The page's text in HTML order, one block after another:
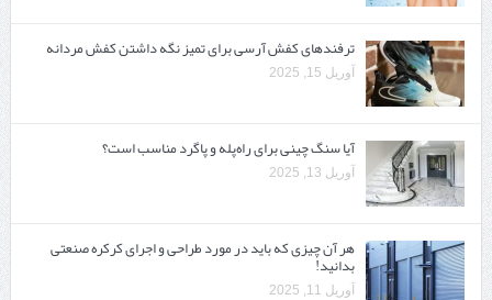
ترفندهای کفش آرسی برای تمیز نگه داشتن کفش مردانه
آوریل 15, 2025
آیا سنگ چینی برای راه‌پله و پاگرد مناسب است؟
آوریل 13, 2025
هر آن چیزی که باید در مورد طراحی و اجرای کرکره صنعتی
بدانید!
آوریل 11, 2025